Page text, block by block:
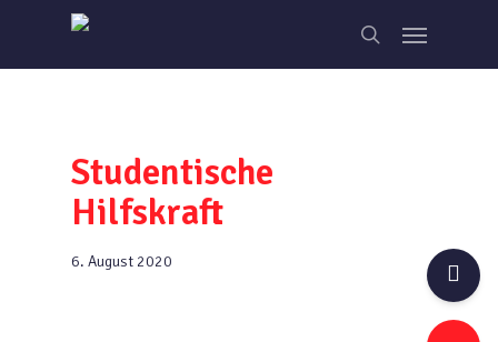
main
search
Menu
Studentische
Hilfskraft
6. August 2020